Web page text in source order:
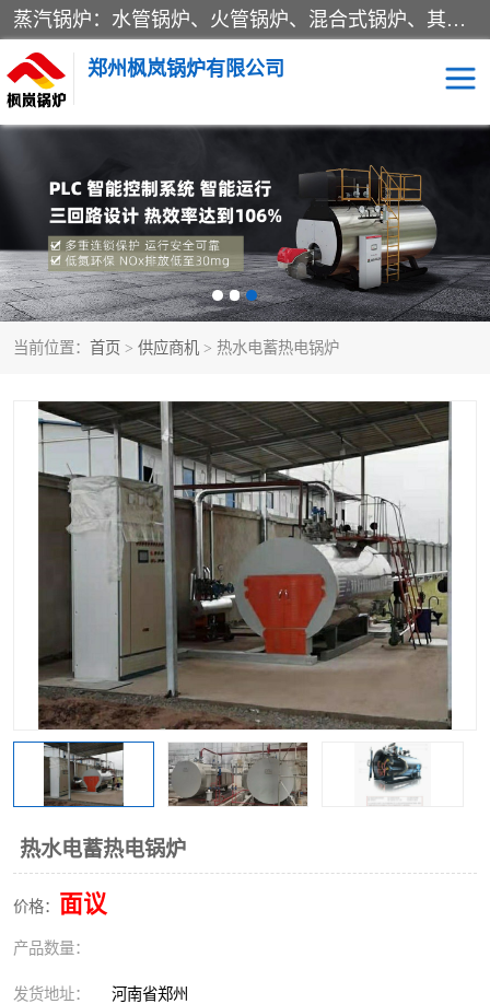
蒸汽锅炉：水管锅炉、火管锅炉、混合式锅炉、其他蒸汽锅炉； 热水锅炉：家用型集中供暖用热水锅炉、其他热水锅炉； 有机热载体锅炉； 船用蒸汽锅炉； （锅炉用辅助设备及装置）蒸汽冷凝器：表面冷凝器、混合式冷凝器、空冷式冷凝器、其他蒸汽冷凝器； 锅炉用辅助设备：节热器、蒸汽收集器、蓄能器、烟垢清除器、气体回收器、泥渣刮除器、空气预热器、其他锅炉用辅助设备；
郑州枫岚锅炉有限公司
当前位置： 首页 > 供应商机 > 热水电蓄热电锅炉
热水电蓄热电锅炉
价格： 面议
产品数量：
发货地址： 河南省郑州